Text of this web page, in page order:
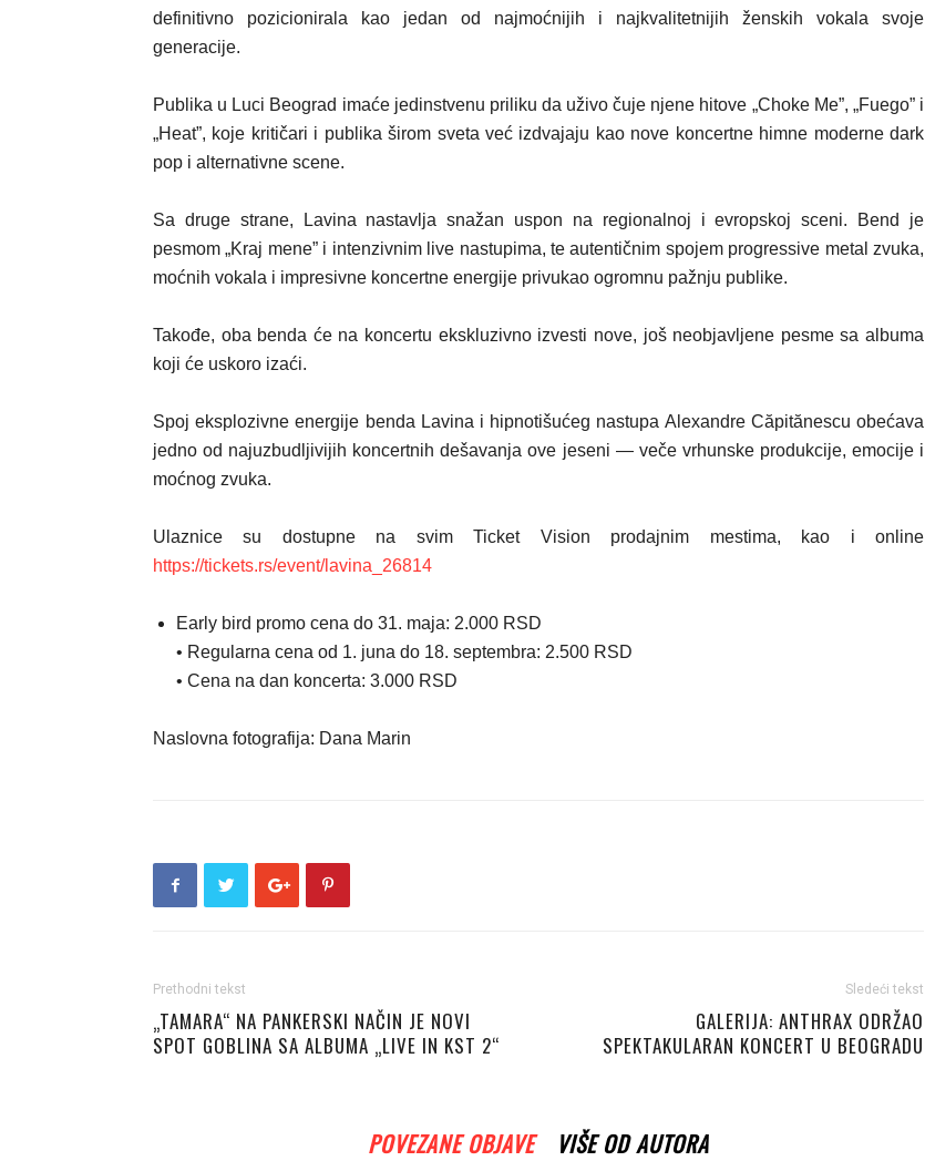
definitivno pozicionirala kao jedan od najmoćnijih i najkvalitetnijih ženskih vokala svoje
generacije.
Publika u Luci Beograd imaće jedinstvenu priliku da uživo čuje njene hitove „Choke Me”, „Fuego” i
„Heat”, koje kritičari i publika širom sveta već izdvajaju kao nove koncertne himne moderne dark
pop i alternativne scene.
Sa druge strane, Lavina nastavlja snažan uspon na regionalnoj i evropskoj sceni. Bend je
pesmom „Kraj mene” i intenzivnim live nastupima, te autentičnim spojem progressive metal zvuka,
moćnih vokala i impresivne koncertne energije privukao ogromnu pažnju publike.
Takođe, oba benda će na koncertu ekskluzivno izvesti nove, još neobjavljene pesme sa albuma
koji će uskoro izaći.
Spoj eksplozivne energije benda Lavina i hipnotišućeg nastupa Alexandre Căpitănescu obećava
jedno od najuzbudljivijih koncertnih dešavanja ove jeseni — veče vrhunske produkcije, emocije i
moćnog zvuka.
Ulaznice su dostupne na svim Ticket Vision prodajnim mestima, kao i online
https://tickets.rs/event/lavina_26814
Early bird promo cena do 31. maja: 2.000 RSD
• Regularna cena od 1. juna do 18. septembra: 2.500 RSD
• Cena na dan koncerta: 3.000 RSD
Naslovna fotografija: Dana Marin
Prethodni tekst
„TAMARA“ NA PANKERSKI NAČIN JE NOVI
SPOT GOBLINA SA ALBUMA „LIVE IN KST 2“
Sledeći tekst
GALERIJA: ANTHRAX ODRŽAO
SPEKTAKULARAN KONCERT U BEOGRADU
POVEZANE OBJAVE VIŠE OD AUTORA